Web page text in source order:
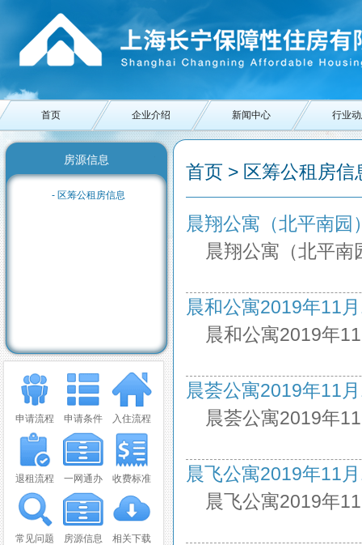
首页 企业介绍 新闻中心 行业
房源信息
- 区筹公租房信息
申请流程 申请条件 入住流程
退租流程 一网通办 收费标准
常见问题 房源信息 相关下载
首页 > 区筹公租房信
晨翔公寓（北平南
晨翔公寓（北平
晨和公寓2019年11
晨和公寓2019年
晨荟公寓2019年11
晨荟公寓2019年
晨飞公寓2019年11
晨飞公寓2019年